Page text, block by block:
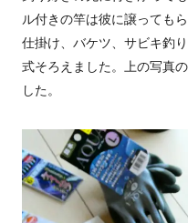
ル付きの竿は彼に譲っても
仕掛け、バケツ、サビキ釣
式そろえました。上の写真
した。